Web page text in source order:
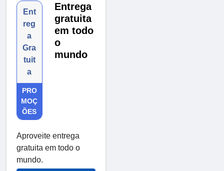
Ent
reg
a
Gra
tuit
a
PRO
MOÇ
ÕES
Entrega
gratuita
em todo
o
mundo
Aproveite entrega
gratuita em todo o
mundo.